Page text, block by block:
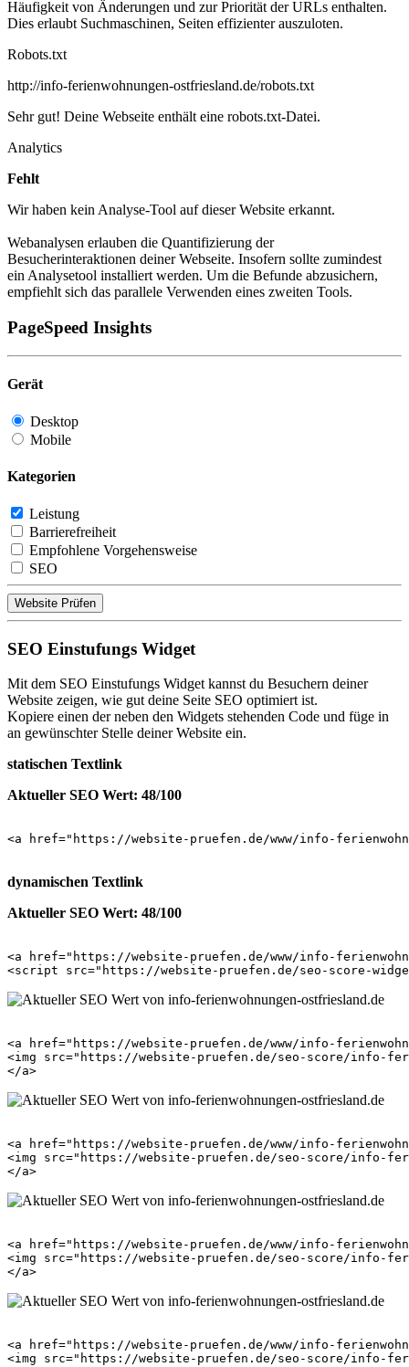
Häufigkeit von Änderungen und zur Priorität der URLs enthalten.
Dies erlaubt Suchmaschinen, Seiten effizienter auszuloten.
Robots.txt
http://info-ferienwohnungen-ostfriesland.de/robots.txt
Sehr gut! Deine Webseite enthält eine robots.txt-Datei.
Analytics
Fehlt
Wir haben kein Analyse-Tool auf dieser Website erkannt.
Webanalysen erlauben die Quantifizierung der
Besucherinteraktionen deiner Webseite. Insofern sollte zumindest
ein Analysetool installiert werden. Um die Befunde abzusichern,
empfiehlt sich das parallele Verwenden eines zweiten Tools.
PageSpeed Insights
Gerät
Desktop
Mobile
Kategorien
Leistung
Barrierefreiheit
Empfohlene Vorgehensweise
SEO
Website Prüfen
SEO Einstufungs Widget
Mit dem SEO Einstufungs Widget kannst du Besuchern deiner
Website zeigen, wie gut deine Seite SEO optimiert ist.
Kopiere einen der neben den Widgets stehenden Code und füge in
an gewünschter Stelle deiner Website ein.
statischen Textlink
Aktueller SEO Wert: 48/100
<a href="https://website-pruefen.de/www/info-
dynamischen Textlink
Aktueller SEO Wert: 48/100
<a href="https://website-pruefen.de/www/info-
<a href="https://website-pruefen.de/www/info-
<img src="https://website-pruefen.de/seo-score/info-
<a href="https://website-pruefen.de/www/info-
<img src="https://website-pruefen.de/seo-score/info-
<a href="https://website-pruefen.de/www/info-
<img src="https://website-pruefen.de/seo-score/info-
<a href="https://website-pruefen.de/www/info-
<img src="https://website-pruefen.de/seo-score/info-